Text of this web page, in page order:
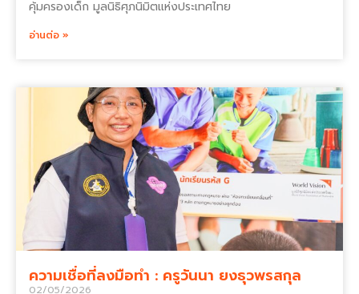
คุ้มครองเด็ก มูลนิธิศุภนิมิตแห่งประเทศไทย
อ่านต่อ »
ความเชื่อที่ลงมือทำ : ครูวันนา ยงธุวพรสกุล
02/05/2026